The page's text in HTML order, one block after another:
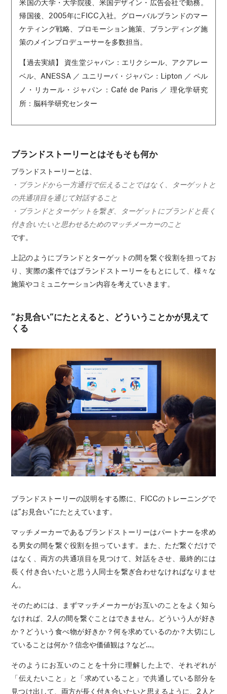
米国の大学・大学院後、米国デザイン・広告会社で勤務。
帰国後、2005年にFICC入社。グローバルブランドのマー
ケティング戦略、プロモーション施策、ブランディング施
策のメインプロデューサーを多数担当。
【過去実績】 資生堂ジャパン：エリクシール、アクアレー
ベル、ANESSA ／ ユニリーバ・ジャパン：Lipton ／ ペル
ノ・リカール・ジャパン：Café de Paris ／ 理化学研究
所：脳科学研究センター
ブランドストーリーとはそもそも何か
ブランドストーリーとは、
・ブランドから一方通行で伝えることではなく、ターゲットと
の共通項目を通じて対話すること
・ブランドとターゲットを繋ぎ、ターゲットにブランドと長く
付き合いたいと思わせるためのマッチメーカーのこと
です。
上記のようにブランドとターゲットの間を繋ぐ役割を担ってお
り、実際の案件ではブランドストーリーをもとにして、様々な
施策やコミュニケーション内容を考えていきます。
”お見合い”にたとえると、どういうことかが見えて
くる
ブランドストーリーの説明をする際に、FICCのトレーニングで
は”お見合い”にたとえています。
マッチメーカーであるブランドストーリーはパートナーを求め
る男女の間を繋ぐ役割を担っています。また、ただ繋ぐだけで
はなく、両方の共通項目を見つけて、対話をさせ、最終的には
長く付き合いたいと思う人同士を繋ぎ合わせなければなりませ
ん。
そのためには、まずマッチメーカーがお互いのことをよく知ら
なければ、2人の間を繋ぐことはできません。どういう人が好き
か？どういう食べ物が好きか？何を求めているのか？大切にし
ていることは何か？信念や価値観は？など…。
そのようにお互いのことを十分に理解した上で、それぞれが
「伝えたいこと」と「求めていること」で共通している部分を
見つけ出して、両方が長く付き合いたいと思えるように、2人と